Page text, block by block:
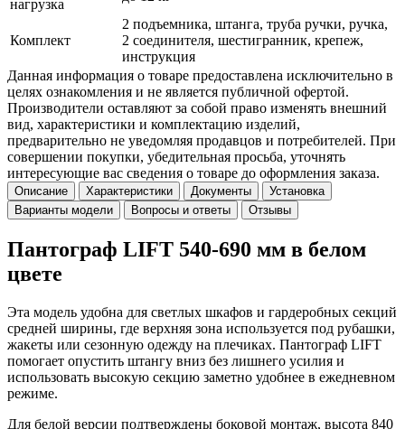
нагрузка
Комплект
2 подъемника, штанга, труба ручки, ручка,
2 соединителя, шестигранник, крепеж,
инструкция
Данная информация о товаре предоставлена исключительно в
целях ознакомления и не является публичной офертой.
Производители оставляют за собой право изменять внешний
вид, характеристики и комплектацию изделий,
предварительно не уведомляя продавцов и потребителей. При
совершении покупки, убедительная просьба, уточнять
интересующие вас сведения о товаре до оформления заказа.
Описание Характеристики Документы
Установка
Варианты модели
Вопросы и ответы Отзывы
Пантограф LIFT 540-690 мм в белом
цвете
Эта модель удобна для светлых шкафов и гардеробных секций
средней ширины, где верхняя зона используется под рубашки,
жакеты или сезонную одежду на плечиках. Пантограф LIFT
помогает опустить штангу вниз без лишнего усилия и
использовать высокую секцию заметно удобнее в ежедневном
режиме.
Для белой версии подтверждены боковой монтаж, высота 840